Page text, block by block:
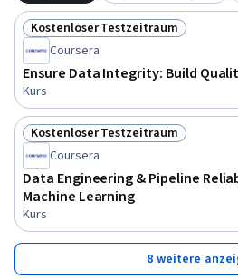
Status: Kostenloser Testzeitraum
Kostenloser Testzeitraum
Coursera
Ensure Data Integrity: Build
Kurs
Status: Kostenloser Testzeitraum
Kostenloser Testzeitraum
Coursera
Data Engineering & Pipeline
Machine Learning
Kurs
8 weitere